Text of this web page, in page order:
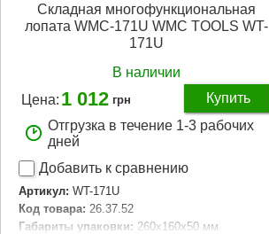
Складная многофункциональная
лопата WMC-171U WMC TOOLS WT-
171U
В наличии
Цена: 1 012 грн
Купить
Отгрузка в течение 1-3 рабочих
дней
Добавить к сравнению
Артикул: WT-171U
Код товара: 26.37.52
Габариты упаковки: 260x160x50 мм